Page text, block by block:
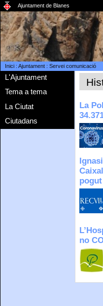
Ajuntament de Blanes
Inici: Ajuntament: Servei comunicació
L'Ajuntament
Tema a tema
La Ciutat
Ciutadans
La
no